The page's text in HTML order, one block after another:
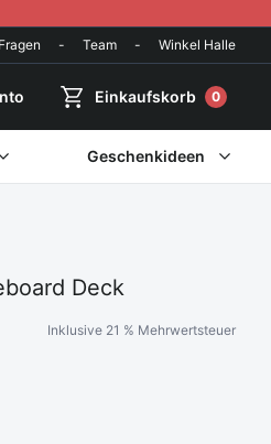
- Team - Winkel Halle
Einkaufskorb 0
Geschenkideen
Deck
Inklusive 21 % Mehrwertsteuer